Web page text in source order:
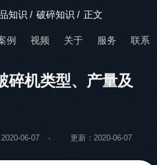
知识 / 破碎知识 / 正文
例 视频 关于 服务 联系
碎机类型、产量及
06-07 更新：2020-06-07